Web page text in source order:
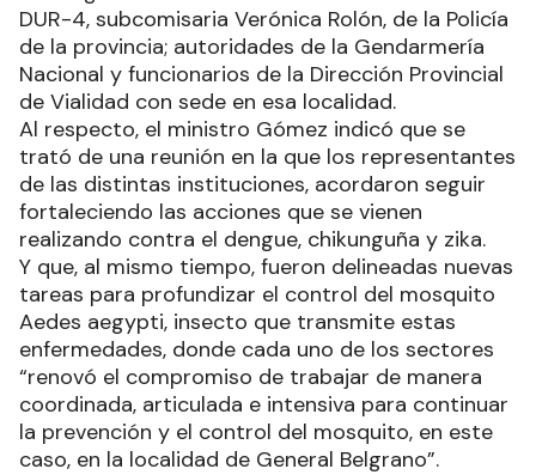
DUR-4, subcomisaria Verónica Rolón, de la Policía
de la provincia; autoridades de la Gendarmería
Nacional y funcionarios de la Dirección Provincial
de Vialidad con sede en esa localidad.
Al respecto, el ministro Gómez indicó que se
trató de una reunión en la que los representantes
de las distintas instituciones, acordaron seguir
fortaleciendo las acciones que se vienen
realizando contra el dengue, chikunguña y zika.
Y que, al mismo tiempo, fueron delineadas nuevas
tareas para profundizar el control del mosquito
Aedes aegypti, insecto que transmite estas
enfermedades, donde cada uno de los sectores
“renovó el compromiso de trabajar de manera
coordinada, articulada e intensiva para continuar
la prevención y el control del mosquito, en este
caso, en la localidad de General Belgrano”.